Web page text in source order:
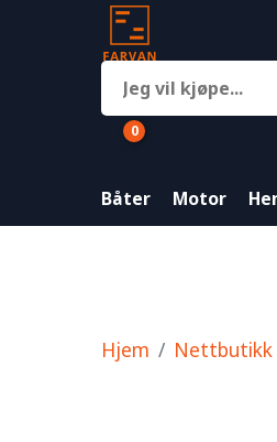
0
Båter Motor
Hjem Nettbutikk